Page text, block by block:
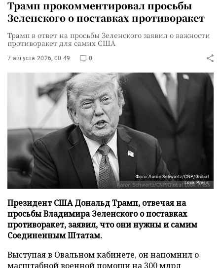
Трамп прокомментировал просьбы
Зеленского о поставках противоракет
Трамп в ответ на просьбы Зеленского заявил о важности
противоракет для самих США
7 августа 2026, 00:49 0
Фото: Aaron Schwartz/CNP/Global
Look Press
Президент США Дональд Трамп, отвечая на
просьбы Владимира Зеленского о поставках
противоракет, заявил, что они нужны и самим
Соединенным Штатам.
Выступая в Овальном кабинете, он напомнил о
масштабной военной помощи на 300 млрд